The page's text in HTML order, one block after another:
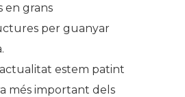
en grans
per guanyar
estem patint
més important dels